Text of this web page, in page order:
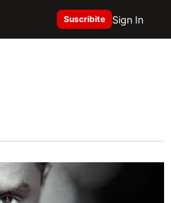
Suscribite Sign In